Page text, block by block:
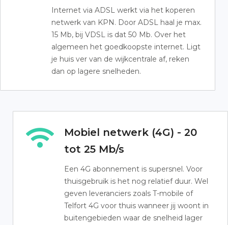
Internet via ADSL werkt via het koperen
netwerk van KPN. Door ADSL haal je max.
15 Mb, bij VDSL is dat 50 Mb. Over het
algemeen het goedkoopste internet. Ligt
je huis ver van de wijkcentrale af, reken
dan op lagere snelheden.
Mobiel netwerk (4G) - 20
tot 25 Mb/s
Een 4G abonnement is supersnel. Voor
thuisgebruik is het nog relatief duur. Wel
geven leveranciers zoals T-mobile of
Telfort 4G voor thuis wanneer jij woont in
buitengebieden waar de snelheid lager